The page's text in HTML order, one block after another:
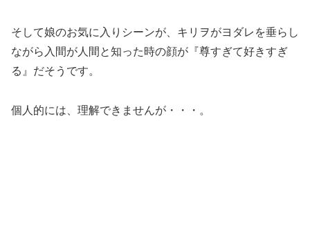
そして娘のお気に入りシーンが、キリヲがヨダレを垂らし
ながら入間が人間と知った時の顔が『尊すぎて好きすぎ
る』だそうです。
個人的には、理解できませんが・・・。